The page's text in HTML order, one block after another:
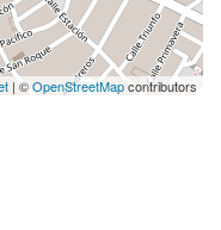
| ©OpenStreetMapcontributors